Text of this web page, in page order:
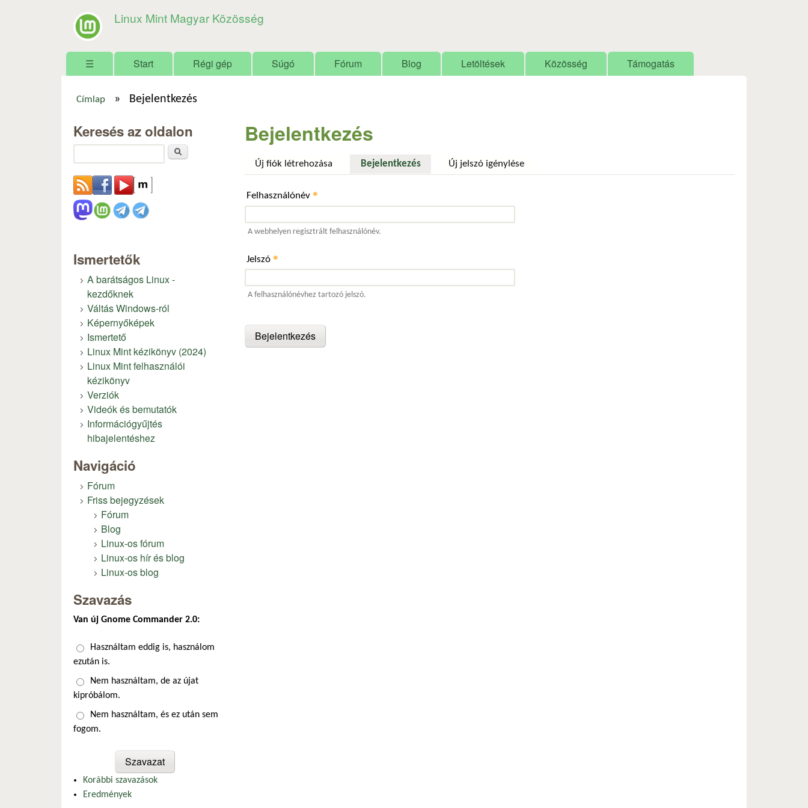
Linux Mint Magyar Közösség
Főmenü
☰ Start Régi gép Súgó Fórum Blog Letöltések Közösség Támogatás
Címlap » Bejelentkezés
Bejelentkezés
Új fiók létrehozása Bejelentkezés(aktív fül)Új jelszó igénylése
Felhasználónév *
A webhelyen regisztrált felhasználónév.
Jelszó *
A felhasználónévhez tartozó jelszó.
Keresés az oldalon
Ismertetők
A barátságos Linux -
kezdőknek
Váltás Windows-ról
Képernyőképek
Ismertető
Linux Mint kézikönyv (2024)
Linux Mint felhasználói
kézikönyv
Verziók
Videók és bemutatók
Információgyűjtés
hibajelentéshez
Navigáció
Fórum
Friss bejegyzések
Fórum
Blog
Linux-os fórum
Linux-os hír és blog
Linux-os blog
Szavazás
Van új Gnome Commander 2.0:
Választások
Használtam eddig is, használom
ezután is.
Nem használtam, de az újat
kipróbálom.
Nem használtam, és ez után sem
fogom.
Korábbi szavazások
Eredmények